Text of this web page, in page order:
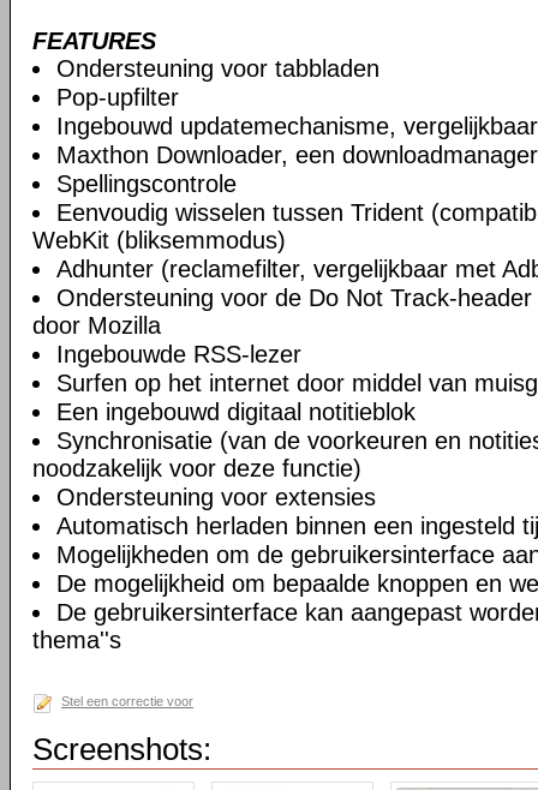
FEATURES
Ondersteuning voor tabbladen
Pop-upfilter
Ingebouwd updatemechanisme,
Maxthon Downloader, een downloadmanager
Spellingscontrole
Eenvoudig wisselen tussen Trident
WebKit (bliksemmodus)
Adhunter (reclamefilter, vergelijkbaar met
Ondersteuning voor de Do Not Track-
door Mozilla
Ingebouwde RSS-lezer
Surfen op het internet door middel van
Een ingebouwd digitaal notitieblok
Synchronisatie (van de voorkeuren en
noodzakelijk voor deze functie)
Ondersteuning voor extensies
Automatisch herladen binnen een ingesteld
Mogelijkheden om de gebruikersinterface
De mogelijkheid om bepaalde knoppen en
De gebruikersinterface kan aangepast
thema''s
Stel een correctie voor
Screenshots: